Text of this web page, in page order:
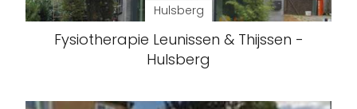
Hulsberg
Fysiotherapie Leunissen & Thijssen -
Hulsberg